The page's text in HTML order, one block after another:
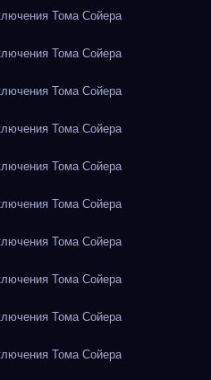
Тома Сойера
Тома Сойера
Тома Сойера
Тома Сойера
Тома Сойера
Тома Сойера
Тома Сойера
Тома Сойера
Тома Сойера
Тома Сойера